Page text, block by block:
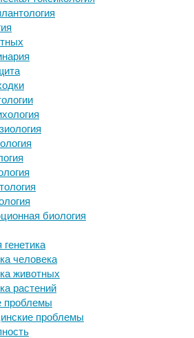
биология
человека
животных
растений
проблемы
проблемы
редких болезней
закупать
неоднозначно
развитие детей
сахара могут
голод сильнее, чем
от инвестиций
новостями